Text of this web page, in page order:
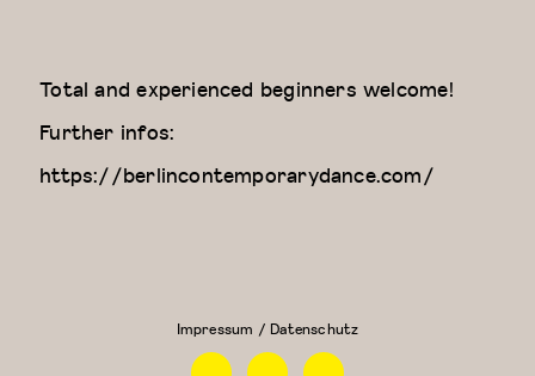
Total and experienced beginners welcome!
Further infos:
https://berlincontemporarydance.com/
Impressum / Datenschutz
FacebookInstagramLinkedin